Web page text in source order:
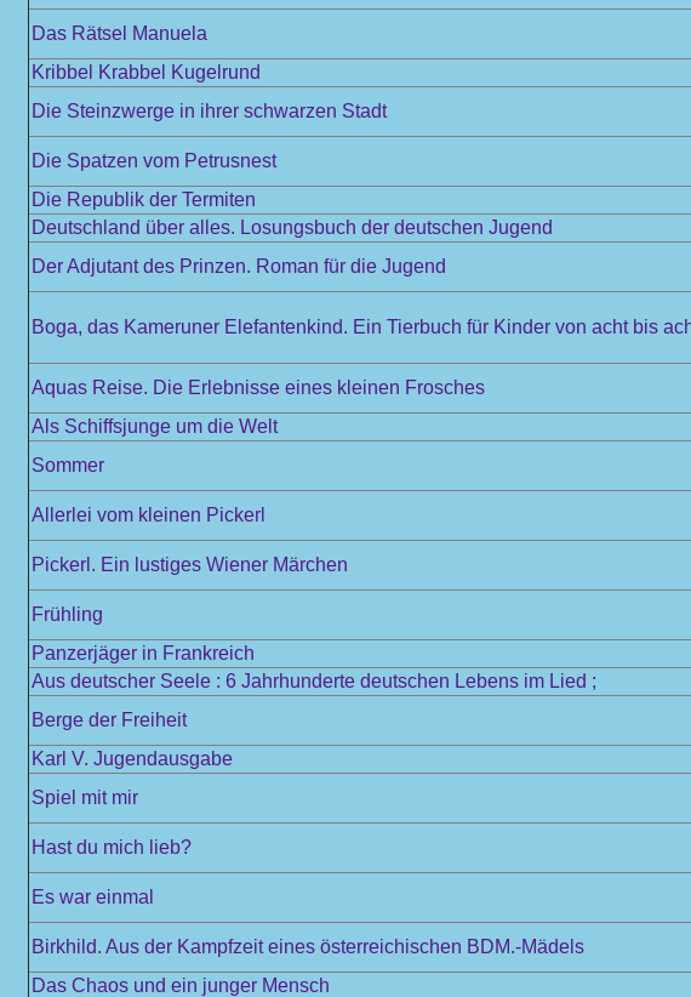
Das Rätsel Manuela
Kribbel Krabbel Kugelrund
Die Steinzwerge in ihrer schwarzen Stadt
Die Spatzen vom Petrusnest
Die Republik der Termiten
Deutschland über alles. Losungsbuch der deutschen Jugend
Der Adjutant des Prinzen. Roman für die Jugend
Boga, das Kameruner Elefantenkind. Ein Tierbuch für Kinder von acht bis
Aquas Reise. Die Erlebnisse eines kleinen Frosches
Als Schiffsjunge um die Welt
Sommer
Allerlei vom kleinen Pickerl
Pickerl. Ein lustiges Wiener Märchen
Frühling
Panzerjäger in Frankreich
Aus deutscher Seele : 6 Jahrhunderte deutschen Lebens im Lied ;
Berge der Freiheit
Karl V. Jugendausgabe
Spiel mit mir
Hast du mich lieb?
Es war einmal
Birkhild. Aus der Kampfzeit eines österreichischen BDM.-Mädels
Das Chaos und ein junger Mensch